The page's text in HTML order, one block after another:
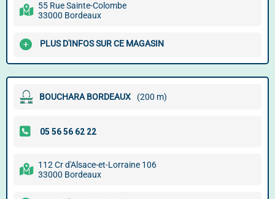
55 Rue Sainte-Colombe
33000 Bordeaux
PLUS D'INFOS SUR CE MAGASIN
BOUCHARA BORDEAUX (200 m)
112 Cr d'Alsace-et-Lorraine 106
33000 Bordeaux